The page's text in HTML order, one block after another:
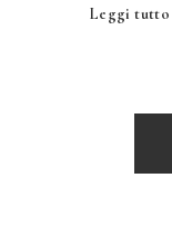
Leggi tutto